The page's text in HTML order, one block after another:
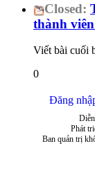
Closed:
thành
Viết bài cuối
0
Đăng
Phát
Ban quản trị